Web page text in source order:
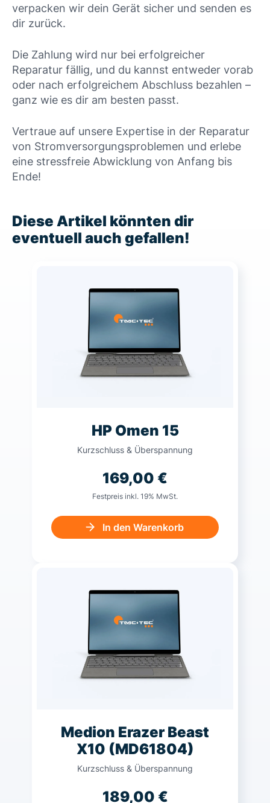
verpacken wir dein Gerät sicher und senden es
dir zurück.
Die Zahlung wird nur bei erfolgreicher
Reparatur fällig, und du kannst entweder vorab
oder nach erfolgreichem Abschluss bezahlen –
ganz wie es dir am besten passt.
Vertraue auf unsere Expertise in der Reparatur
von Stromversorgungsproblemen und erlebe
eine stressfreie Abwicklung von Anfang bis
Ende!
Diese Artikel könnten dir
eventuell auch gefallen!
HP Omen 15
Kurzschluss & Überspannung
169,00 €
Festpreis inkl. 19% MwSt.
In den Warenkorb
Medion Erazer Beast
X10 (MD61804)
Kurzschluss & Überspannung
189,00 €